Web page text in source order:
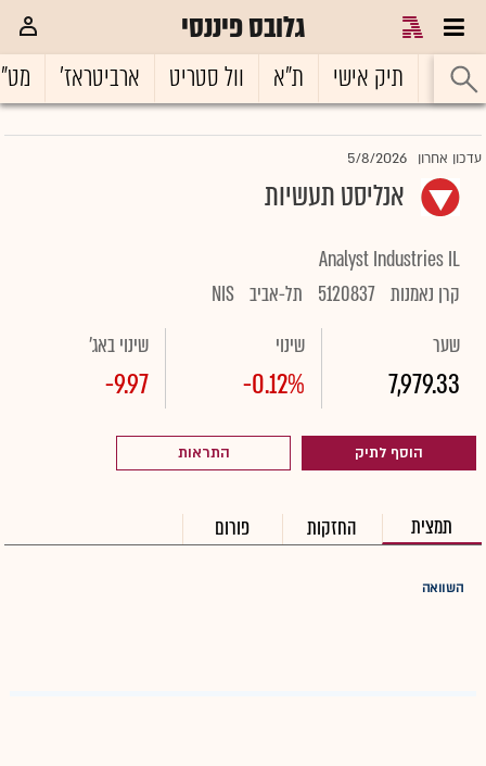
גלובס פיננסי
ראשי תיק אישי ת"א וול סטריט ארביטראז'
עדכון אחרון 5/8/2026
אנליסט תעשיות
Analyst Industries IL
קרן נאמנות 5120837 תל-אביב NIS
שער
7,979.33
שינוי
-0.12%
שינוי באג'
-9.97
הוסף לתיק התראות
תמצית החזקות פורום
השוואה